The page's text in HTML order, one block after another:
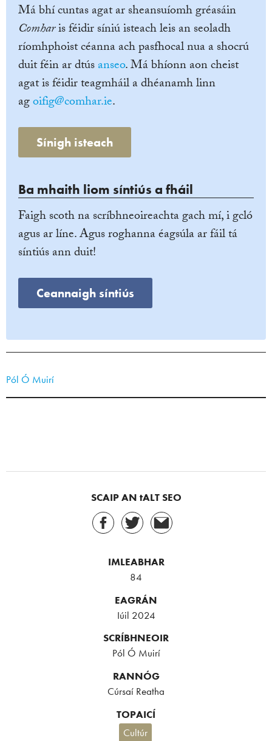
Má bhí cuntas agat ar sheansuíomh gréasáin
Comharis féidir síniú isteach leis an seoladh
ríomhphoist céanna ach pasfhocal nua a shocrú
duit féin ar dtúsanseo. Má bhíonn aon cheist
agat is féidir teagmháil a dhéanamh linn
agoifig@comhar.ie.
Sínigh isteach
Ba mhaith liom síntiús a fháil
Faigh scoth na scríbhneoireachta gach mí, i gcló
agus ar líne. Agus roghanna éagsúla ar fáil tá
síntiús ann duit!
Ceannaigh síntiús
Pól Ó Muirí
SCAIP AN tALT SEO
IMLEABHAR
84
EAGRÁN
Iúil 2024
SCRÍBHNEOIR
Pól Ó Muirí
RANNÓG
Cúrsaí Reatha
TOPAICÍ
Cultúr